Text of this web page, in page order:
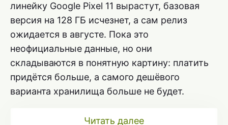
линейку Google Pixel 11 вырастут, базовая
версия на 128 ГБ исчезнет, а сам релиз
ожидается в августе. Пока это
неофициальные данные, но они
складываются в понятную картину: платить
придётся больше, а самого дешёвого
варианта хранилища больше не будет.
Читать далее